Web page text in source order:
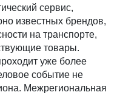
сервис,
известных брендов,
на транспорте,
товары.
уже более
событие не
Межрегиональная